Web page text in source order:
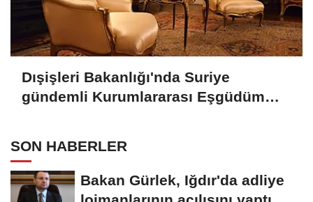
Dışişleri Bakanlığı'nda Suriye
gündemli Kurumlararası Eşgüdüm
SON HABERLER
Bakan Gürlek, Iğdır'da adliye